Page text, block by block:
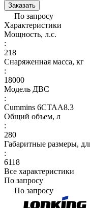
Заказать
По запросу
Характеристики
Мощность, л.с.
:
218
Снаряженная масса, кг
:
18000
Модель ДВС
:
Cummins 6CTAA8.3
Общий объем, л
:
280
Габаритные размеры,
:
6118
Все характеристики
По запросу
По запросу